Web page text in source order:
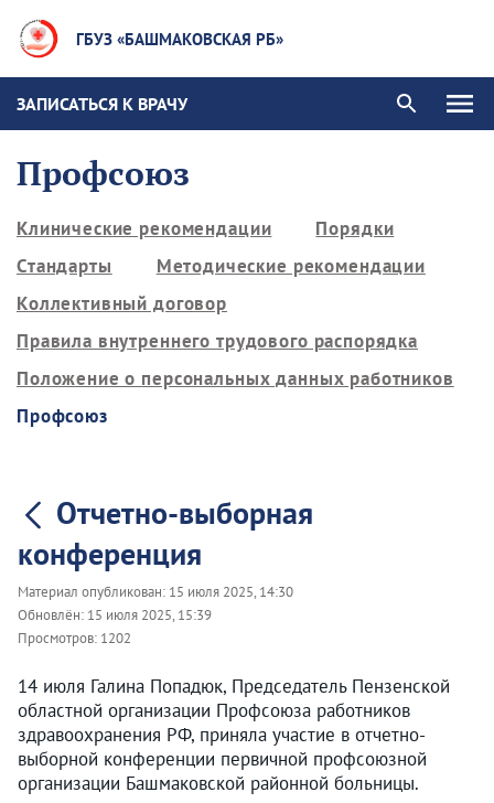
ГБУЗ «БАШМАКОВСКАЯ РБ»
ЗАПИСАТЬСЯ К ВРАЧУ
Профсоюз
Клинические рекомендации
Порядки
Стандарты
Методические рекомендации
Коллективный договор
Правила внутреннего трудового распорядка
Положение о персональных данных работников
Профсоюз
Отчетно-выборная
конференция
Материал опубликован: 15 июля 2025, 14:30
Обновлён: 15 июля 2025, 15:39
Просмотров: 1202
14 июля Галина Попадюк, Председатель Пензенской
областной организации Профсоюза работников
здравоохранения РФ, приняла участие в отчетно-
выборной конференции первичной профсоюзной
организации Башмаковской районной больницы.